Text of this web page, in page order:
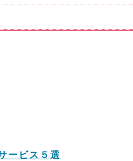
ービス５選